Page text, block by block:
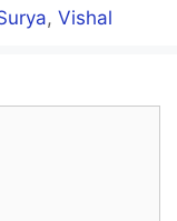
,Vishal